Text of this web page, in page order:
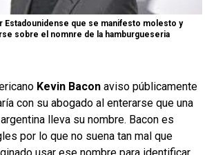
Estadounidense que se manifesto molesto y
sobre el nomnre de la hamburgueseria
Kevin Bacon aviso públicamente
con su abogado al enterarse que una
lleva su nombre. Bacon es
por lo que no suena tan mal que
usar ese nombre para identificar